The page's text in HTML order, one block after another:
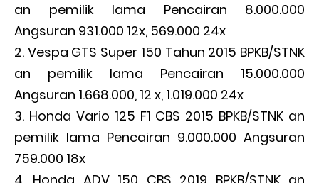
an pemilik lama Pencairan 8.000.000
Angsuran 931.000 12x, 569.000 24x
Vespa GTS Super 150 Tahun 2015 BPKB/STNK
an pemilik lama Pencairan 15.000.000
Angsuran 1.668.000, 12 x, 1.019.000 24x
Honda Vario 125 F1 CBS 2015 BPKB/STNK an
pemilik lama Pencairan 9.000.000 Angsuran
759.000 18x